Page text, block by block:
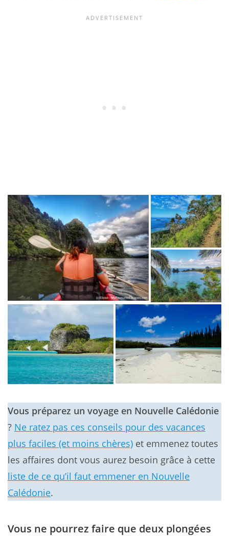
Vous préparez un voyage en Nouvelle Calédonie
? Ne ratez pas ces conseils pour des vacances
plus faciles (et moins chères) et emmenez toutes
les affaires dont vous aurez besoin grâce à cette
liste de ce qu’il faut emmener en Nouvelle
Calédonie.
Vous ne pourrez faire que deux plongées